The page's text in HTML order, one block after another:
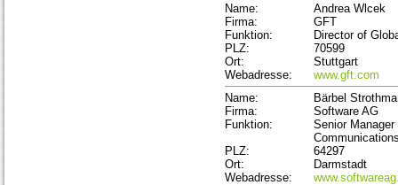
Name:
Andrea Wlcek
Firma:
GFT
Funktion:
Director of
PLZ:
70599
Ort:
Stuttgart
Webadresse:
www.gft.com
Name:
Bärbel
Firma:
Software AG
Funktion:
Senior
PLZ:
64297
Ort:
Darmstadt
Webadresse: